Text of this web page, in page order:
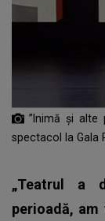
”Inimă şi alte
spectacol la Gala
„Teatrul a
perioadă,